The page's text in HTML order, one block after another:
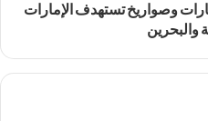
وصواريخ تستهدف الإمارات
والبحرين